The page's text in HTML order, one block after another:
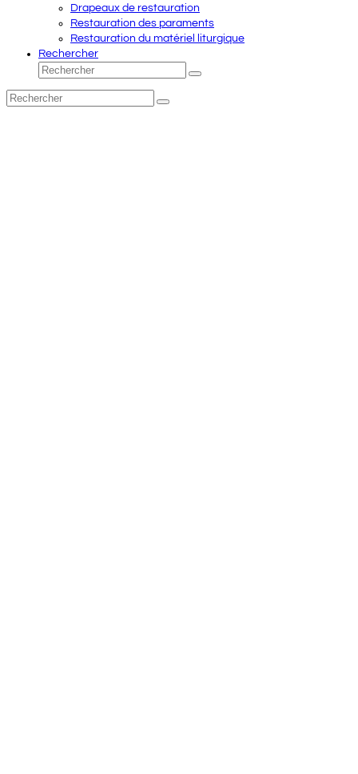
Drapeaux de restauration
Restauration des paraments
Restauration du matériel liturgique
Rechercher
Rechercher
Envoyer
Rechercher
Envoyer